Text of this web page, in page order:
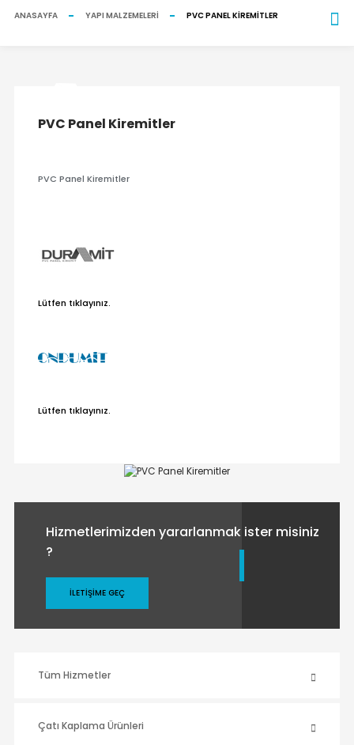
ANASAYFA YAPI MALZEMELERI PVC PANEL KIREMITLER
PVC Panel Kiremitler
PVC Panel Kiremitler
Lütfen tıklayınız.
Lütfen tıklayınız.
Hizmetlerimizden yararlanmak ister misiniz
?
İLETIŞIME GEÇ
Tüm Hizmetler
Çatı Kaplama Ürünleri